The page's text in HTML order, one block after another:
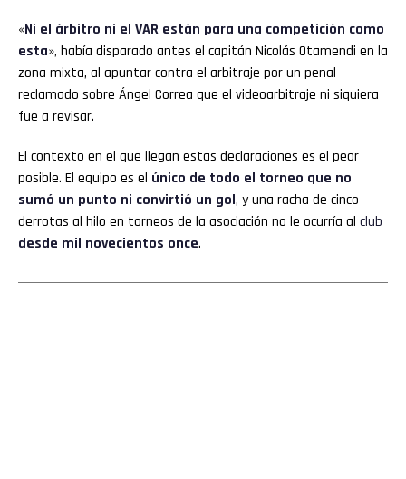
«Ni el árbitro ni el VAR están para una competición como
esta», había disparado antes el capitán Nicolás Otamendi en la
zona mixta, al apuntar contra el arbitraje por un penal
reclamado sobre Ángel Correa que el videoarbitraje ni siquiera
fue a revisar.
El contexto en el que llegan estas declaraciones es el peor
posible. El equipo es el único de todo el torneo que no
sumó un punto ni convirtió un gol, y una racha de cinco
derrotas al hilo en torneos de la asociación no le ocurría al club
desde mil novecientos once.